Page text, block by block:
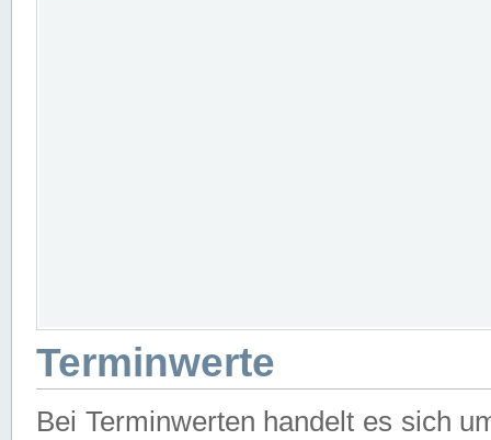
Terminwerte
Bei Terminwerten handelt es sich